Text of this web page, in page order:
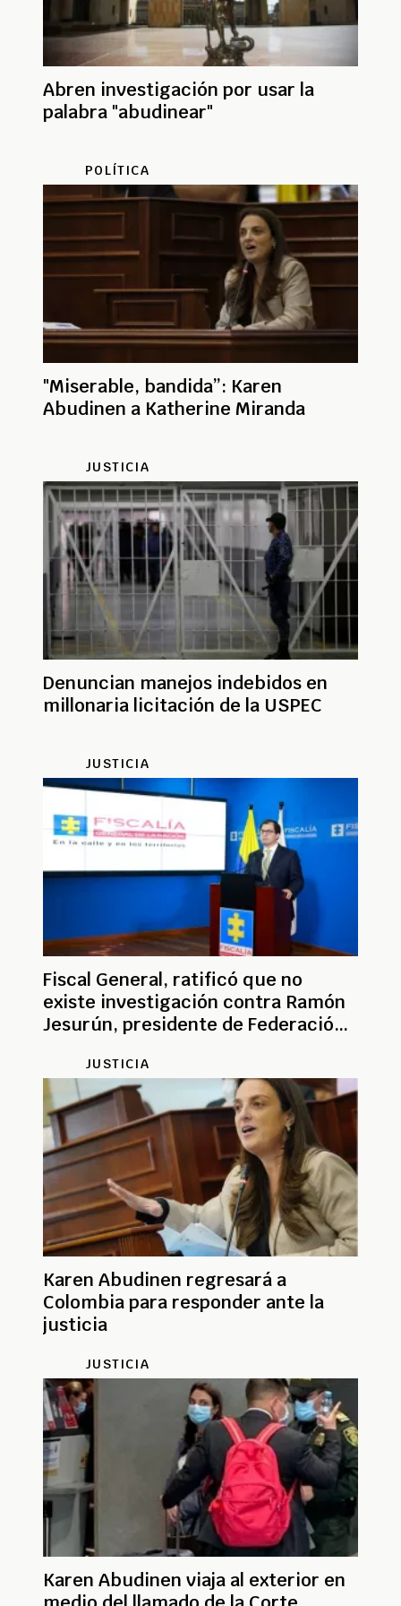
Abren investigación por usar la
palabra "abudinear"
POLÍTICA
"Miserable, bandida”: Karen
Abudinen a Katherine Miranda
JUSTICIA
Denuncian manejos indebidos en
millonaria licitación de la USPEC
JUSTICIA
Fiscal General, ratificó que no
existe investigación contra Ramón
Jesurún, presidente de Federación
JUSTICIA
Karen Abudinen regresará a
Colombia para responder ante la
justicia
JUSTICIA
Karen Abudinen viaja al exterior en